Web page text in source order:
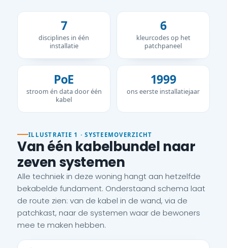
7
disciplines in één
installatie
6
kleurcodes op het
patchpaneel
PoE
stroom én data door één
kabel
1999
ons eerste installatiejaar
ILLUSTRATIE 1 · SYSTEEMOVERZICHT
Van één kabelbundel naar
zeven systemen
Alle techniek in deze woning hangt aan hetzelfde
bekabelde fundament. Onderstaand schema laat
de route zien: van de kabel in de wand, via de
patchkast, naar de systemen waar de bewoners
mee te maken hebben.